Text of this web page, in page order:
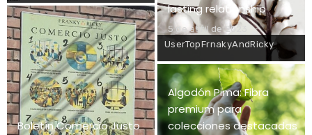
Boletín Comercio Justo
lasting relationship
5 de abril de 2023
UserTopFrnakyAndRicky
Algodón Pima: Fibra
premium para
colecciones destacadas